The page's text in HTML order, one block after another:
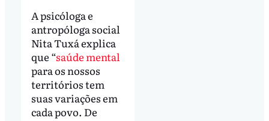
A psicóloga e
antropóloga social
Nita Tuxá explica
que “saúde mental
para os nossos
territórios tem
suas variações em
cada povo. De